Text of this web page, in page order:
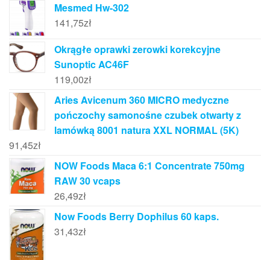
Mesmed Hw-302
141,75zł
Okrągłe oprawki zerowki korekcyjne
Sunoptic AC46F
119,00zł
Aries Avicenum 360 MICRO medyczne
pończochy samonośne czubek otwarty z
lamówką 8001 natura XXL NORMAL (5K)
91,45zł
NOW Foods Maca 6:1 Concentrate 750mg
RAW 30 vcaps
26,49zł
Now Foods Berry Dophilus 60 kaps.
31,43zł